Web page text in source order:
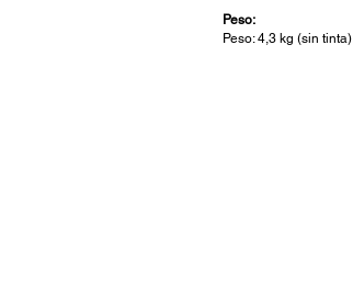
Peso:
Peso: 4,3 kg (sin tinta)